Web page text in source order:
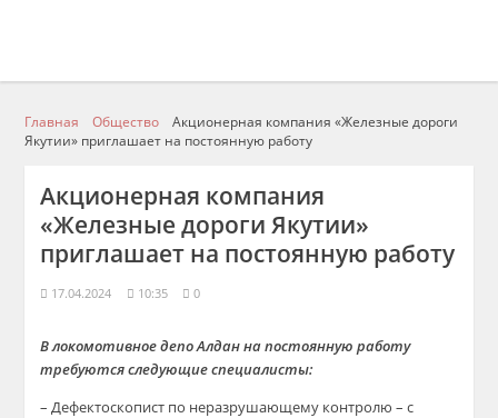
Главная Общество
Акционерная компания «Железные дороги
Якутии» приглашает на постоянную работу
Акционерная компания
«Железные дороги Якутии»
приглашает на постоянную работу
17.04.2024 10:35 0
В локомотивное депо Алдан на постоянную работу
требуются следующие специалисты:
– Дефектоскопист по неразрушающему контролю – с